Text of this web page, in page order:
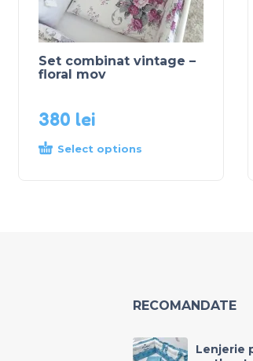
Set combinat vintage –
floral mov
380 lei
Select options
RECOMANDATE
Lenjerie